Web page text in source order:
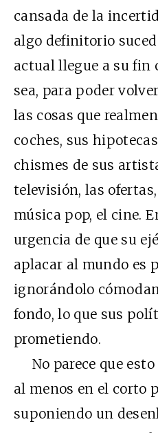
cansada de la
algo definitorio
actual llegue a su fin
sea, para poder
las cosas que
coches, sus
chismes de sus
televisión, las
música pop, el cine.
urgencia de que su
aplacar al mundo es
ignorándolo
fondo, lo que sus
prometiendo.
No parece que esto
al menos en el corto
suponiendo un